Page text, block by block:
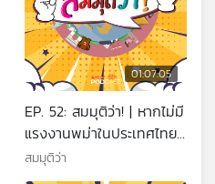
01:07:05
EP. 52: สมมุติว่า! | หากไม่มี
แรงงานพม่าในประเทศไทย
!!
สมมุติว่า